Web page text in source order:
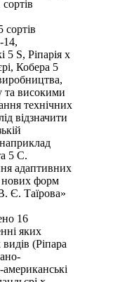
14,
5 S, Ріпарія х
Кобера 5
та високими
технічних
відзначити
5 С.
адаптивних
нових форм
Є. Таїрова»
16
яких
(Ріпара